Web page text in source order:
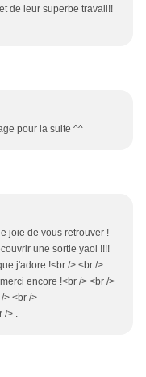
de leur superbe travail!!
pour la suite ^^
joie de vous retrouver !
une sortie yaoi !!!!
j'adore !<br /> <br />
encore !<br /> <br />
> <br />
/> .